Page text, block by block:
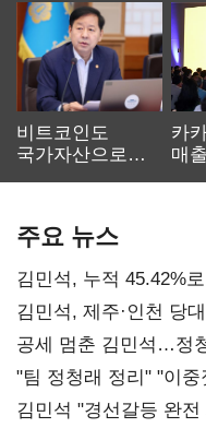
비트코인도
국가자산으로…'
카
매
주요 뉴스
김민석, 누적 45.42%
0.86%p(2보)
김민석, 제주·인천 당
공세 멈춘 김민석…정
"팀 정청래 정리" "이
다툼 격화
김민석 "경선갈등 완